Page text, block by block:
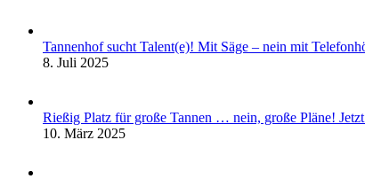
Tannenhof sucht Talent(e)! Mit Säge – nein mit
8. Juli 2025
Rießig Platz für große Tannen … nein, große Pläne!
10. März 2025